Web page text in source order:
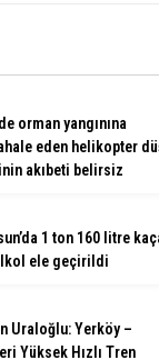
orman yangınına
eden helikopter
akıbeti belirsiz
1 ton 160 litre
ele geçirildi
Uraloğlu: Yerköy –
Yüksek Hızlı Tren